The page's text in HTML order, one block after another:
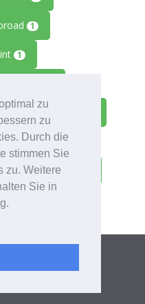
zu
zu
Durch die
stimmen Sie
zu. Weitere
Sie in
1
1
1
Zulieferbetriebe